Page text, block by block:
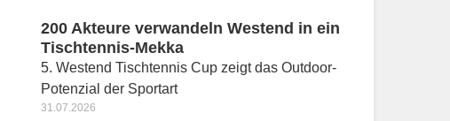
200 Akteure verwandeln Westend in ein
Tischtennis-Mekka
5. Westend Tischtennis Cup zeigt das Outdoor-
Potenzial der Sportart
31.07.2026